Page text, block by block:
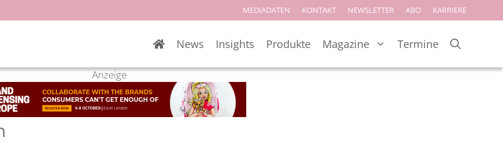
MEDIADATEN KONTAKT NEWSLETTER ABO KARRIERE
News Insights Produkte Magazine Termine
Anzeige